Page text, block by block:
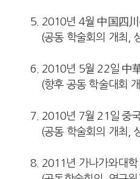
5. 2010년 4월 中国四
(공동 학술회의 개최,
6. 2010년 5월 22일 中
(향후 공동 학술대회
7. 2010년 7월 21일 중
(공동 학술회의 개최,
8. 2011년 가나가와대학